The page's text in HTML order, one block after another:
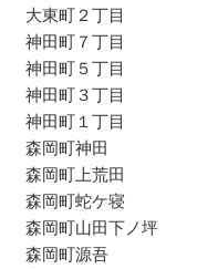
大東町２丁目
神田町７丁目
神田町５丁目
神田町３丁目
神田町１丁目
森岡町神田
森岡町上荒田
森岡町蛇ケ寝
森岡町山田下ノ坪
森岡町源吾